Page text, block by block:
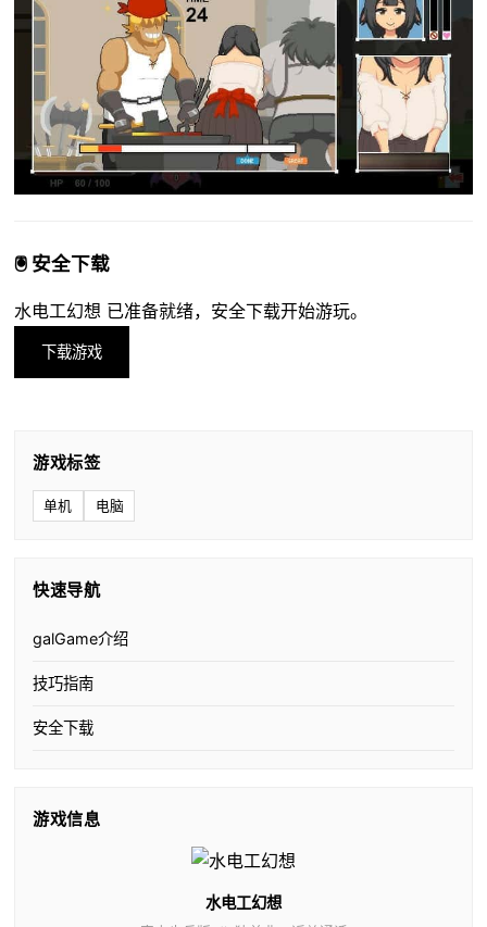
🖲️ 安全下载
水电工幻想 已准备就绪，安全下载开始游玩。
下载游戏
游戏标签
单机 电脑
快速导航
galGame介绍
技巧指南
安全下载
游戏信息
水电工幻想